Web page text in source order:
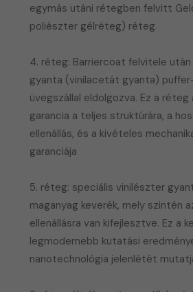
egymás utáni rétegben felvitt
poliészter gélréteg) réteg
4. réteg: Barriercoat felvitele
gyanta (vinilacetát gyanta)
üvegszállal eldolgozva. Ez a réteg
garancia a teljes struktúrára, a
ellenállás, és a kivételes
garanciája
5. réteg: speciális vinilészter
maganyag keverék, mely szintén
ellenállásra van kifejlesztve. Ez a
legmodernebb kutatási
nanotechnológia jelenlétét